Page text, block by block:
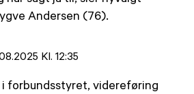
Andersen (76).
Kl. 12:35
forbundsstyret, videreføring